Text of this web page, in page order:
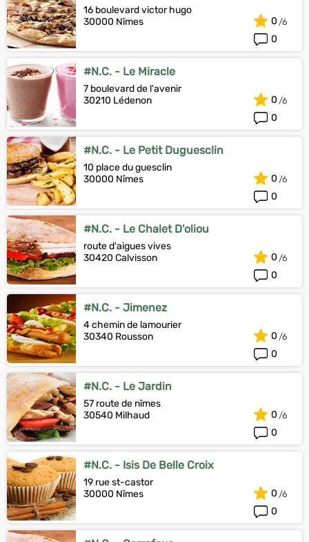
16 boulevard victor hugo
30000 Nîmes
0
0
#N.C. - Le Miracle
7 boulevard de l'avenir
30210 Lédenon
0
0
#N.C. - Le Petit Duguesclin
10 place du guesclin
30000 Nîmes
0
0
#N.C. - Le Chalet D'oliou
route d'aigues vives
30420 Calvisson
0
0
#N.C. - Jimenez
4 chemin de lamourier
30340 Rousson
0
0
#N.C. - Le Jardin
57 route de nîmes
30540 Milhaud
0
0
#N.C. - Isis De Belle Croix
19 rue st-castor
30000 Nîmes
0
0